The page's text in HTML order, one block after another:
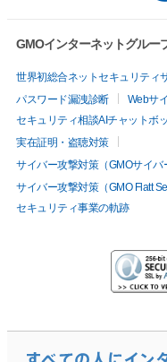
GMOインターネットグルー
世界初総合ネットセキュリティ
パスワード漏洩診断
Webサ
セキュリティ相談AIチャットボ
実在証明・盗聴対策
サイバー攻撃対策（GMOサイバ
サイバー攻撃対策（GMO Flatt
セキュリティ事業の軌跡